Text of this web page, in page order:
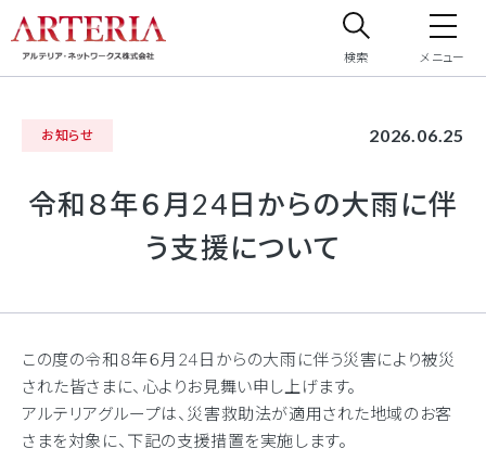
検索 メニュー
お知らせ 2026.06.25
令和８年６月24日からの大雨に伴
う支援について
この度の令和８年６月24日からの大雨に伴う災害により被災
された皆さまに、心よりお見舞い申し上げます。
アルテリアグループは、災害救助法が適用された地域のお客
さまを対象に、下記の支援措置を実施します。